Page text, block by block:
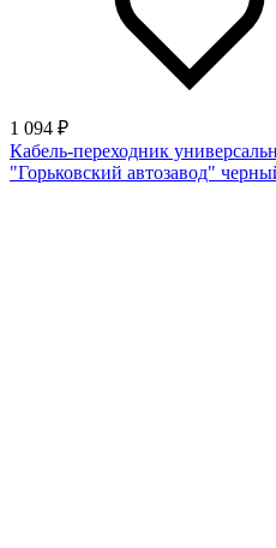
1 094 ₽
Кабель-переходник
"Горьковский автозавод"